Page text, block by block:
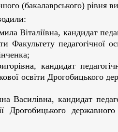
(бакалаврського) рівня
Віталіївна, кандидат
Факультету педагогічної
кандидат
освіти Дрогобицького
Василівна, кандидат
Дрогобицького